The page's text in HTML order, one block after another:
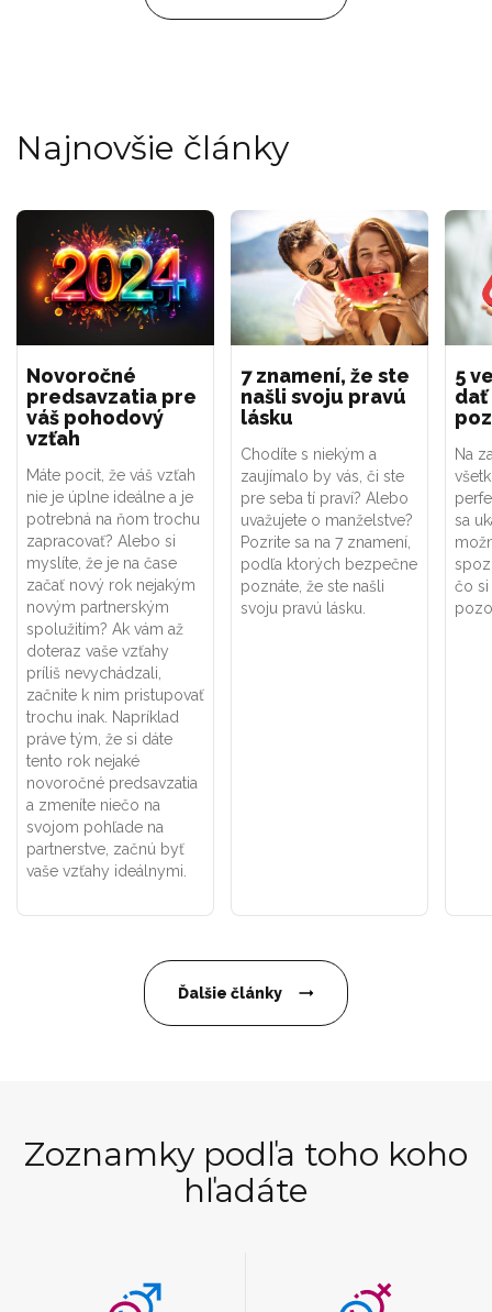
Najnovšie články
Novoročné
predsavzatia pre
váš pohodový
vzťah
Máte pocit, že váš vzťah
nie je úplne ideálne a je
potrebná na ňom trochu
zapracovať? Alebo si
myslíte, že je na čase
začať nový rok nejakým
novým partnerským
spolužitím? Ak vám až
doteraz vaše vzťahy
príliš nevychádzali,
začnite k nim pristupovať
trochu inak. Napríklad
práve tým, že si dáte
tento rok nejaké
novoročné predsavzatia
a zmeníte niečo na
svojom pohľade na
partnerstve, začnú byť
vaše vzťahy ideálnymi.
7 znamení, že ste
našli svoju pravú
lásku
Chodíte s niekým a
zaujímalo by vás, či ste
pre seba tí praví? Alebo
uvažujete o manželstve?
Pozrite sa na 7 znamení,
podľa ktorých bezpečne
poznáte, že ste našli
svoju pravú lásku.
5
dať
Na
sa
čo si
Ďalšie články
Zoznamky podľa toho koho
hľadáte